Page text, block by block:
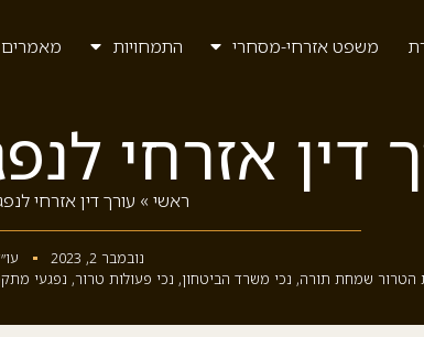
משפט אזרחי-מסחרי התמחויות מאמרים
דין אזרחי
ראשי » עורך דין אזרחי
נובמבר 2, 2023
שמחת תורה, נכי משרד הביטחון, נכי פעולות טרור, נפגעי